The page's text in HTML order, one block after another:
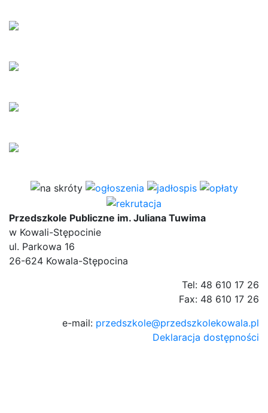
Przedszkole Publiczne im. Juliana Tuwima
w Kowali-Stępocinie
ul. Parkowa 16
26-624 Kowala-Stępocina
Tel: 48 610 17 26
Fax: 48 610 17 26
e-mail: przedszkole@przedszkolekowala.pl
Deklaracja dostępności